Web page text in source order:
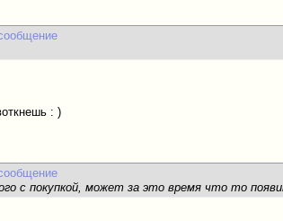
: )
с покупкой, может за это время что то